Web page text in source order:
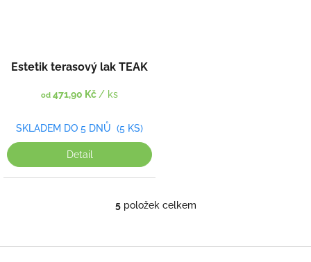
Estetik terasový lak TEAK
od 471,90 Kč/ ks
SKLADEM DO 5 DNŮ (5 KS)
Detail
O
á
5položek celkem